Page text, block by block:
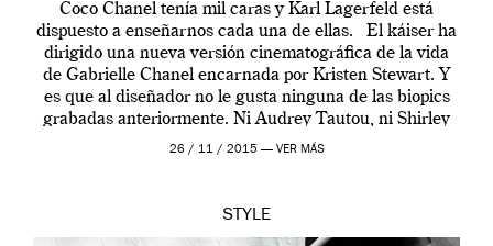
Coco Chanel tenía mil caras y Karl Lagerfeld está
dispuesto a enseñarnos cada una de ellas. El káiser ha
dirigido una nueva versión cinematográfica de la vida
de Gabrielle Chanel encarnada por Kristen Stewart. Y
es que al diseñador no le gusta ninguna de las biopics
grabadas anteriormente. Ni Audrey Tautou, ni Shirley
McLaine ni ninguna otra. A él […]
26 / 11 / 2015 — VER MÁS
STYLE